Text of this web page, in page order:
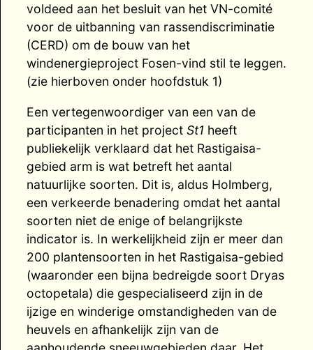
voldeed aan het besluit van het VN-comité
voor de uitbanning van rassendiscriminatie
(CERD) om de bouw van het
windenergieproject Fosen-vind stil te leggen.
(zie hierboven onder hoofdstuk 1)
Een vertegenwoordiger van een van de
participanten in het project St1 heeft
publiekelijk verklaard dat het Rastigaisa-
gebied arm is wat betreft het aantal
natuurlijke soorten. Dit is, aldus Holmberg,
een verkeerde benadering omdat het aantal
soorten niet de enige of belangrijkste
indicator is. In werkelijkheid zijn er meer dan
200 plantensoorten in het Rastigaisa-gebied
(waaronder een bijna bedreigde soort Dryas
octopetala) die gespecialiseerd zijn in de
ijzige en winderige omstandigheden van de
heuvels en afhankelijk zijn van de